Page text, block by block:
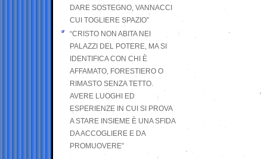
DARE SOSTEGNO, VANNACCI
CUI TOGLIERE SPAZIO”
“CRISTO NON ABITA NEI
PALAZZI DEL POTERE, MA SI
IDENTIFICA CON CHI È
AFFAMATO, FORESTIERO O
RIMASTO SENZA TETTO.
AVERE LUOGHI ED
ESPERIENZE IN CUI SI PROVA
A STARE INSIEME È UNA SFIDA
DA ACCOGLIERE E DA
PROMUOVERE”